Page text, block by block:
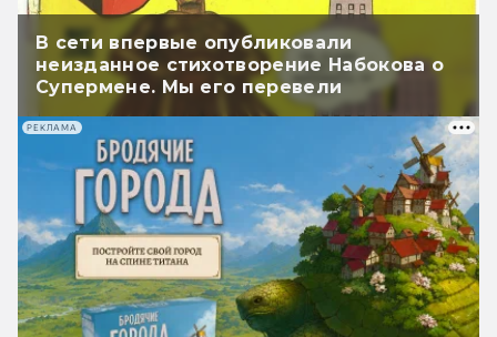
В сети впервые опубликовали
неизданное стихотворение Набокова о
Супермене. Мы его перевели
РЕКЛАМА